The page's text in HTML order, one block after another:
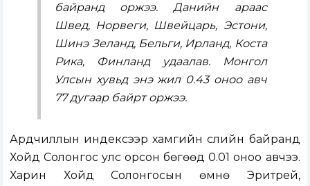
байранд оржээ. Данийн араас
Швед, Норвеги, Швейцарь, Эстони,
Шинэ Зеланд, Бельги, Ирланд, Коста
Рика, Финланд удаалав. Монгол
Улсын хувьд энэ жил 0.43 оноо авч
77 дугаар байрт оржээ.
Ардчиллын индексээр хамгийн сүүлийн байранд
Хойд Солонгос улс орсон бөгөөд 0.01 оноо авчээ.
Харин Хойд Солонгосын өмнө Эритрей,